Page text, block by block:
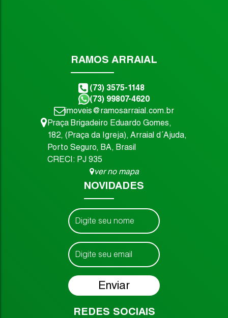
RAMOS ARRAIAL
(73) 3575-1148
(73) 99807-4620
imoveis@ramosarraial.com.br
Praça Brigadeiro Eduardo Gomes,
182, (Praça da Igreja), Arraial d´Ajuda,
Porto Seguro, BA, Brasil
CRECI: PJ 935
ver no mapa
NOVIDADES
REDES SOCIAIS